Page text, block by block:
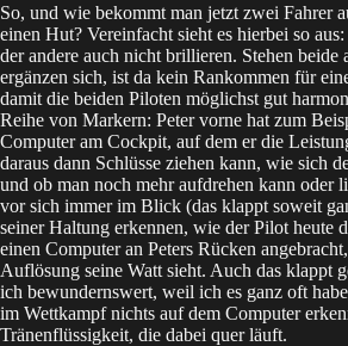
So, und wie bekommt man jetzt zwei Fahrer
einen Hut? Vereinfacht sieht es hierbei so
der andere auch nicht brillieren. Stehen beide
ergänzen sich, ist da kein Rankommen für
damit die beiden Piloten möglichst gut
Reihe von Markern: Peter vorne hat zum
Computer am Cockpit, auf dem er die
daraus dann Schlüsse ziehen kann, wie sich
und ob man noch mehr aufdrehen kann oder
vor sich immer im Blick (das klappt soweit
seiner Haltung erkennen, wie der Pilot heute
einen Computer an Peters Rücken
Auflösung seine Watt sieht. Auch das klappt
ich bewundernswert, weil ich es ganz oft
im Wettkampf nichts auf dem Computer
Tränenflüssigkeit, die dabei quer läuft.